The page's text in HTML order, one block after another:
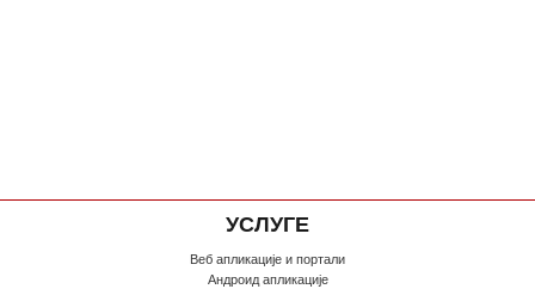
УСЛУГЕ
Веб апликације и портали
Андроид апликације